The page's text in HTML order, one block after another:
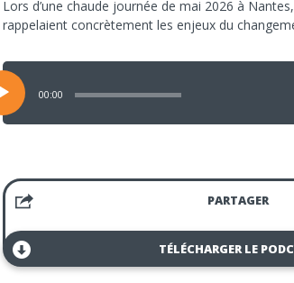
Lors d’une chaude journée de mai 2026 à
rappelaient concrètement les enjeux du
Lecteur
audio
00:00
PARTAGER
TÉLÉCHARGER LE